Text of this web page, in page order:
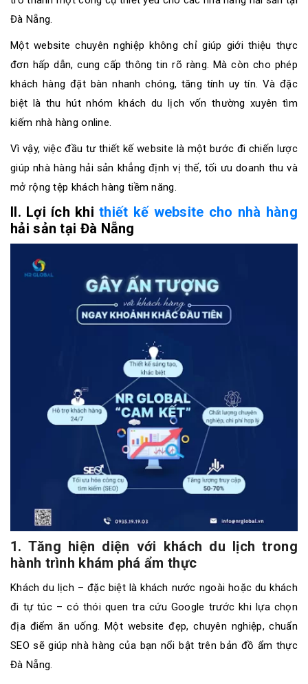
Đà Nẵng.
Một website chuyên nghiệp không chỉ giúp giới thiệu thực
đơn hấp dẫn, cung cấp thông tin rõ ràng. Mà còn cho phép
khách hàng đặt bàn nhanh chóng, tăng tính uy tín. Và đặc
biệt là thu hút nhóm khách du lịch vốn thường xuyên tìm
kiếm nhà hàng online.
Vì vậy, việc đầu tư thiết kế website là một bước đi chiến lược
giúp nhà hàng hải sản khẳng định vị thế, tối ưu doanh thu và
mở rộng tệp khách hàng tiềm năng.
II. Lợi ích khithiết kế website cho nhà hàng
hải sản tại Đà Nẵng
1. Tăng hiện diện với khách du lịch trong
hành trình khám phá ẩm thực
Khách du lịch – đặc biệt là khách nước ngoài hoặc du khách
đi tự túc – có thói quen tra cứu Google trước khi lựa chọn
địa điểm ăn uống. Một website đẹp, chuyên nghiệp, chuẩn
SEO sẽ giúp nhà hàng của bạn nổi bật trên bản đồ ẩm thực
Đà Nẵng.